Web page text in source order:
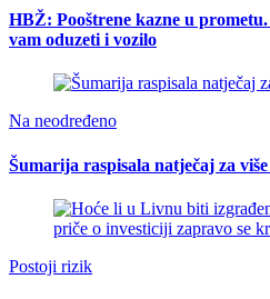
HBŽ: Pooštrene kazne u
vam oduzeti i vozilo
Na neodređeno
Šumarija raspisala natječaj za
Postoji rizik